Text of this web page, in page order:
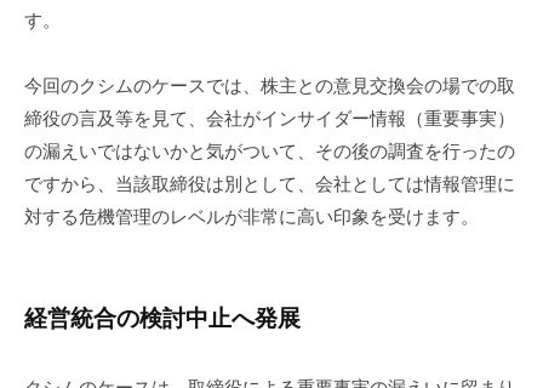
す。
今回のクシムのケースでは、株主との意見交換会の場での取
締役の言及等を見て、会社がインサイダー情報（重要事実）
の漏えいではないかと気がついて、その後の調査を行ったの
ですから、当該取締役は別として、会社としては情報管理に
対する危機管理のレベルが非常に高い印象を受けます。
経営統合の検討中止へ発展